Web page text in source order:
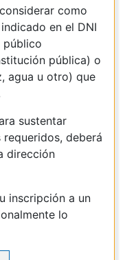
como
en el DNI
público
pública) o
agua u otro) que
sustentar
deberá
dirección
inscripción a un
lo